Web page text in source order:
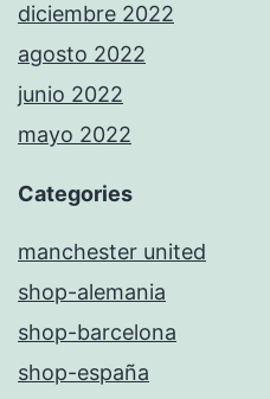
diciembre 2022
agosto 2022
junio 2022
mayo 2022
Categories
manchester united
shop-alemania
shop-barcelona
shop-españa